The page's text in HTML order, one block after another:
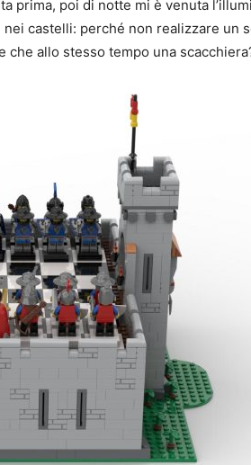
prima, poi di notte mi è venuta
castelli: perché non realizzare un
allo stesso tempo una